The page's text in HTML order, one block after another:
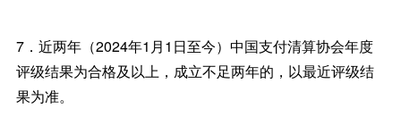
7．近两年（2024年1月1日至今）中国支付清算协会年度
评级结果为合格及以上，成立不足两年的，以最近评级结
果为准。